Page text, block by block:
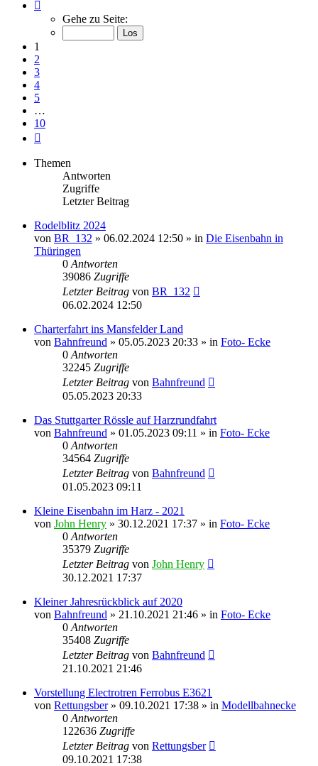
von
Gehe zu Seite:
1
2
3
4
5
…
10
Themen
Antworten
Zugriffe
Letzter Beitrag
Rodelblitz 2024
von BR_132 » 06.02.2024 12:50 » in Die Eisenbahn in
Thüringen
0 Antworten
39086 Zugriffe
Letzter Beitrag von BR_132
06.02.2024 12:50
Charterfahrt ins Mansfelder Land
von Bahnfreund » 05.05.2023 20:33 » in Foto- Ecke
0 Antworten
32245 Zugriffe
Letzter Beitrag von Bahnfreund
05.05.2023 20:33
Das Stuttgarter Rössle auf Harzrundfahrt
von Bahnfreund » 01.05.2023 09:11 » in Foto- Ecke
0 Antworten
34564 Zugriffe
Letzter Beitrag von Bahnfreund
01.05.2023 09:11
Kleine Eisenbahn im Harz - 2021
von John Henry » 30.12.2021 17:37 » in Foto- Ecke
0 Antworten
35379 Zugriffe
Letzter Beitrag von John Henry
30.12.2021 17:37
Kleiner Jahresrückblick auf 2020
von Bahnfreund » 21.10.2021 21:46 » in Foto- Ecke
0 Antworten
35408 Zugriffe
Letzter Beitrag von Bahnfreund
21.10.2021 21:46
Vorstellung Electrotren Ferrobus E3621
von Rettungsber» 09.10.2021 17:38 » in Modellbahnecke
0 Antworten
122636 Zugriffe
Letzter Beitrag von Rettungsber
09.10.2021 17:38